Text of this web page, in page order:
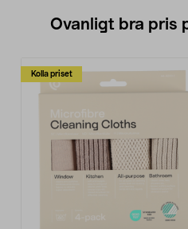
Ovanligt bra pris
Kolla priset